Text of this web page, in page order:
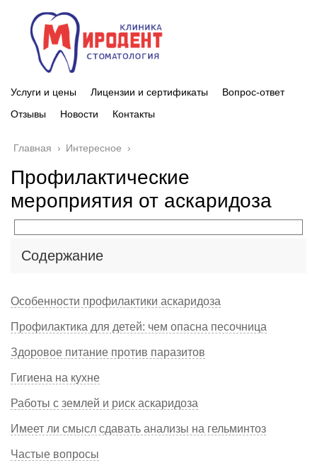
Услуги и цены Лицензии и сертификаты
Вопрос-ответ
Отзывы
Новости Контакты
Главная › Интересное ›
Профилактические
мероприятия от аскаридоза
Содержание
Особенности профилактики аскаридоза
Профилактика для детей: чем опасна песочница
Здоровое питание против паразитов
Гигиена на кухне
Работы с землей и риск аскаридоза
Имеет ли смысл сдавать анализы на гельминтоз
Частые вопросы